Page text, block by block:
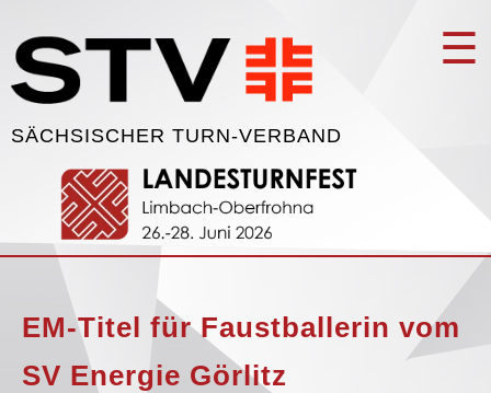
SÄCHSISCHER TURN-VERBAND
☰
EM-Titel für Faustballerin vom
SV Energie Görlitz